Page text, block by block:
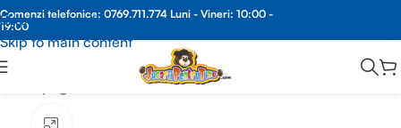
Skip to navigation
Skip to main content
Comenzi telefonice: 0769.711.774 Luni - Vineri: 10:00 -
19:00
JUCARII EDUCATIVE